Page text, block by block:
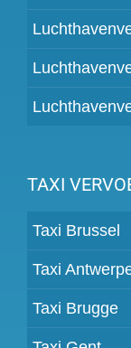
TAXI
Taxi Brussel
Taxi
Taxi Brugge